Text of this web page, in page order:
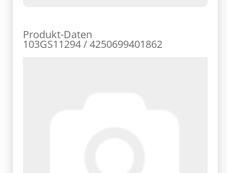
Produkt-Daten
103GS11294 / 4250699401862